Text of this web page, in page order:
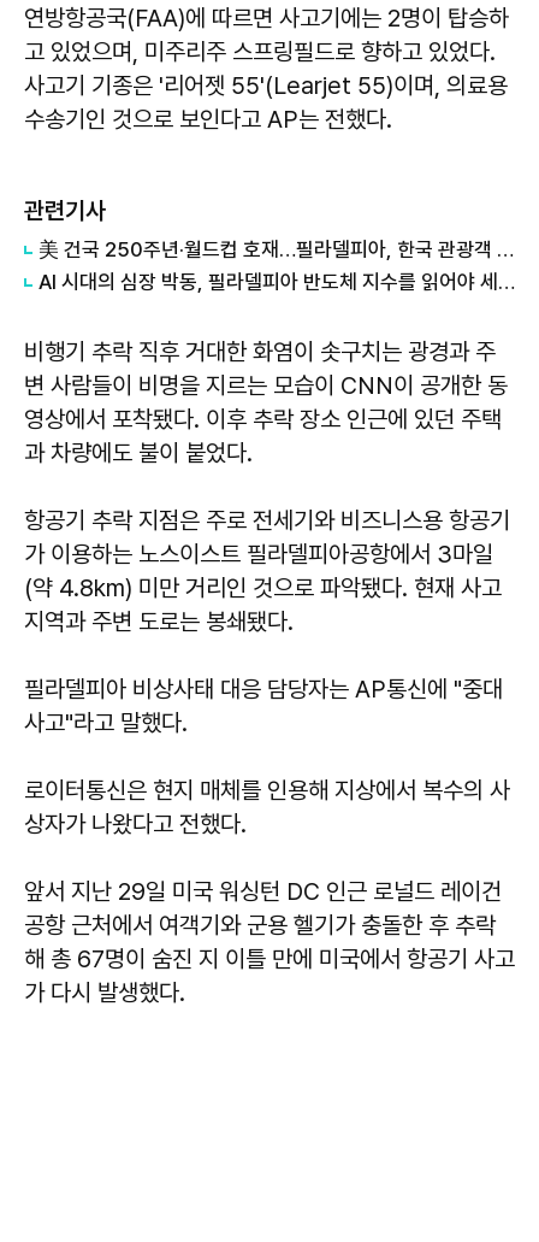
연방항공국(FAA)에 따르면 사고기에는 2명이 탑승하
고 있었으며, 미주리주 스프링필드로 향하고 있었다.
사고기 기종은 '리어젯 55'(Learjet 55)이며, 의료용
수송기인 것으로 보인다고 AP는 전했다.
관련기사
美 건국 250주년·월드컵 호재…필라델피아, 한국 관광객 유치 전면전
AI 시대의 심장 박동, 필라델피아 반도체 지수를 읽어야 세계 경제가 보인다
비행기 추락 직후 거대한 화염이 솟구치는 광경과 주
변 사람들이 비명을 지르는 모습이 CNN이 공개한 동
영상에서 포착됐다. 이후 추락 장소 인근에 있던 주택
과 차량에도 불이 붙었다.
항공기 추락 지점은 주로 전세기와 비즈니스용 항공기
가 이용하는 노스이스트 필라델피아공항에서 3마일
(약 4.8km) 미만 거리인 것으로 파악됐다. 현재 사고
지역과 주변 도로는 봉쇄됐다.
필라델피아 비상사태 대응 담당자는 AP통신에 "중대
사고"라고 말했다.
로이터통신은 현지 매체를 인용해 지상에서 복수의 사
상자가 나왔다고 전했다.
앞서 지난 29일 미국 워싱턴 DC 인근 로널드 레이건
공항 근처에서 여객기와 군용 헬기가 충돌한 후 추락
해 총 67명이 숨진 지 이틀 만에 미국에서 항공기 사고
가 다시 발생했다.